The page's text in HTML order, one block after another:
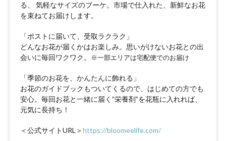
る、 気軽なサイズのブーケ。市場で仕入れた、新鮮なお花
を束ねてお届けします。
「ポストに届いて、受取ラクラク」
どんなお花が届くかはお楽しみ。思いがけないお花との出
会いに毎回ワクワク。
※一部エリアは宅配便でのお届け
「季節のお花を、かんたんに飾れる」
お花のガイドブックもついてくるので、はじめての方でも
安心。毎回お花と一緒に届く”栄養剤”を花瓶に入れれば、
元気に長持ち！
＜公式サイトURL＞https://bloomeelife.com/